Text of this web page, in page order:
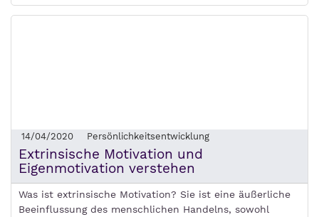
14/04/2020 Persönlichkeitsentwicklung
Extrinsische Motivation und
Eigenmotivation verstehen
Was ist extrinsische Motivation? Sie ist eine äußerliche
Beeinflussung des menschlichen Handelns, sowohl